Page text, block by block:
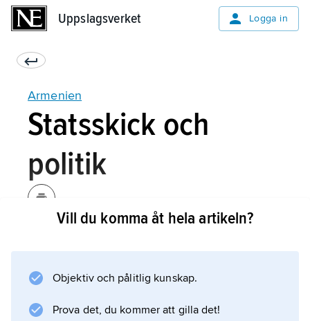
Uppslagsverket Logga in
Armenien
Statsskick och
politik
Politisk bakgrund
Aktuell politik
Vill du komma åt hela artikeln?
Objektiv och pålitlig kunskap.
Prova det, du kommer att gilla det!